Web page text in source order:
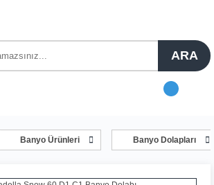
ARA
Banyo Ürünleri Banyo Dolapları